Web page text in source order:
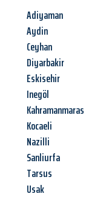
Adiyaman
Aydin
Ceyhan
Diyarbakir
Eskisehir
Inegöl
Kahramanmaras
Kocaeli
Nazilli
Sanliurfa
Tarsus
Usak